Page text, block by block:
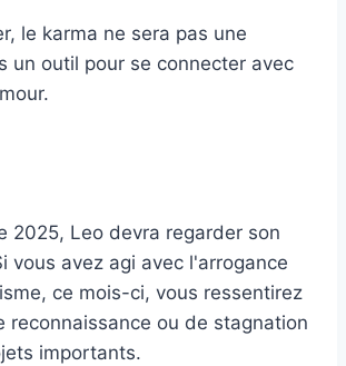
le karma ne sera pas une
un outil pour se connecter avec
2025, Leo devra regarder son
vous avez agi avec l'arrogance
ce mois-ci, vous ressentirez
reconnaissance ou de stagnation
importants.